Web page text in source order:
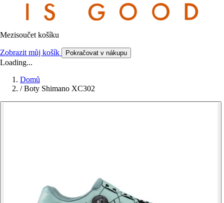
Mezisoučet košíku
Zobrazit můj košík Pokračovat v nákupu
Loading...
Domů
/ Boty Shimano XC302